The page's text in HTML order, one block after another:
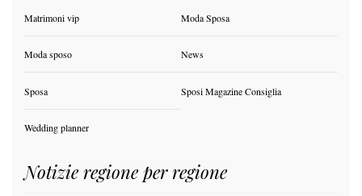
Matrimoni vip Moda Sposa
Moda sposo News
Sposa Sposi Magazine Consiglia
Wedding planner
Notizie regione per regione